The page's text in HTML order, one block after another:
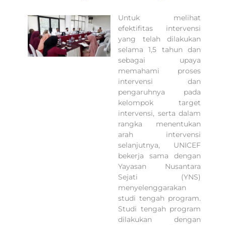
Untuk melihat
efektifitas intervensi
yang telah dilakukan
selama 1,5 tahun dan
sebagai upaya
memahami proses
intervensi dan
pengaruhnya pada
kelompok target
intervensi, serta dalam
rangka menentukan
arah intervensi
selanjutnya, UNICEF
bekerja sama dengan
Yayasan Nusantara
Sejati (YNS)
menyelenggarakan
studi tengah program.
Studi tengah program
dilakukan dengan